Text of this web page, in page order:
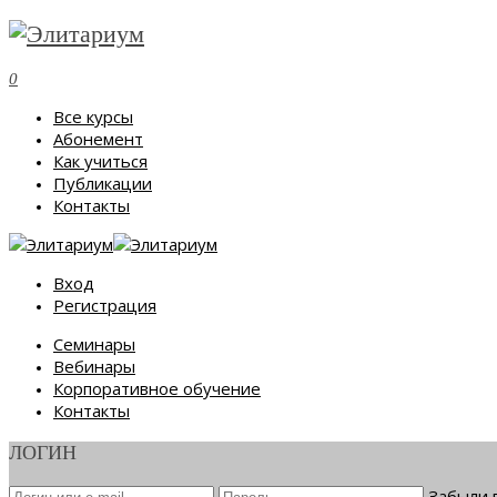
0
Все курсы
Абонемент
Как учиться
Публикации
Контакты
Вход
Регистрация
Семинары
Вебинары
Корпоративное обучение
Контакты
ЛОГИН